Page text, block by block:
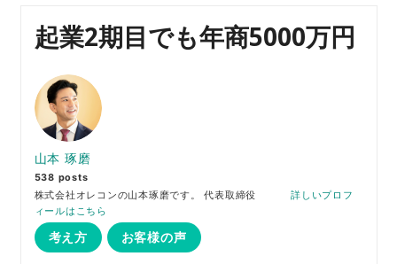
起業2期目でも年商5000万円
山本 琢磨
538 posts
株式会社オレコンの山本琢磨です。 代表取締役 詳しいプロフ
ィールはこちら
考え方 お客様の声